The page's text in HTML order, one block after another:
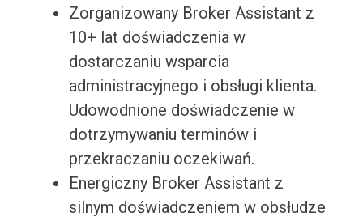
Zorganizowany Broker Assistant z
10+ lat doświadczenia w
dostarczaniu wsparcia
administracyjnego i obsługi klienta.
Udowodnione doświadczenie w
dotrzymywaniu terminów i
przekraczaniu oczekiwań.
Energiczny Broker Assistant z
silnym doświadczeniem w obsłudze